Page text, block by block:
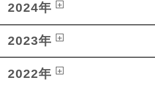
2024年
2023年
2022年